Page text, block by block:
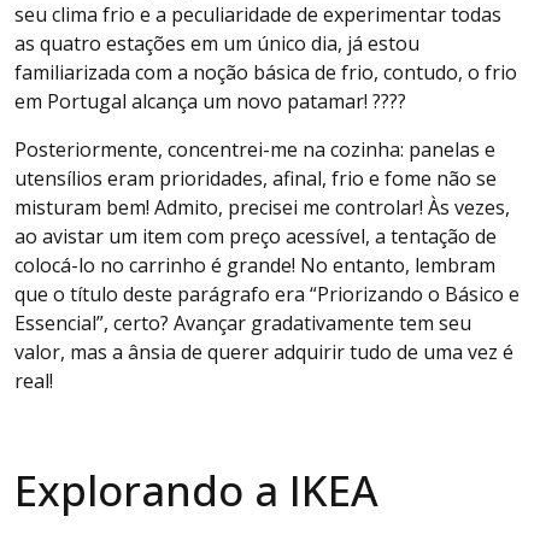
seu clima frio e a peculiaridade de experimentar todas
as quatro estações em um único dia, já estou
familiarizada com a noção básica de frio, contudo, o frio
em Portugal alcança um novo patamar! ????
Posteriormente, concentrei-me na cozinha: panelas e
utensílios eram prioridades, afinal, frio e fome não se
misturam bem! Admito, precisei me controlar! Às vezes,
ao avistar um item com preço acessível, a tentação de
colocá-lo no carrinho é grande! No entanto, lembram
que o título deste parágrafo era “Priorizando o Básico e
Essencial”, certo? Avançar gradativamente tem seu
valor, mas a ânsia de querer adquirir tudo de uma vez é
real!
Explorando a IKEA